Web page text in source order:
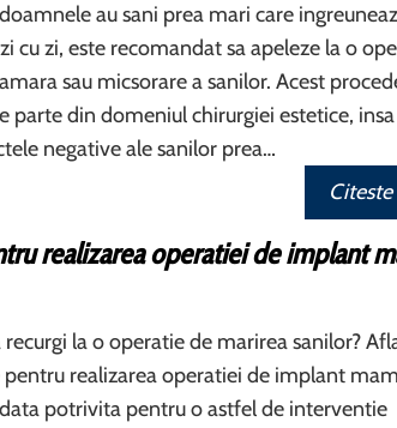
au sani prea mari care
cu zi, este recomandat sa apeleze la o
sau micsorare a sanilor. Acest
parte din domeniul chirurgiei estetice,
negative ale sanilor prea…
realizarea operatiei de implant
recurgi la o operatie de marirea sanilor?
realizarea operatiei de implant
potrivita pentru o astfel de interventie